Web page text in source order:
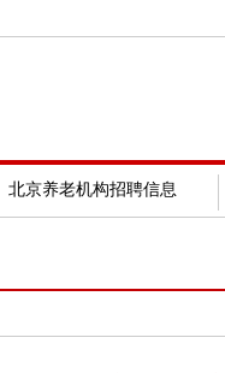
北京养老机构招聘信息